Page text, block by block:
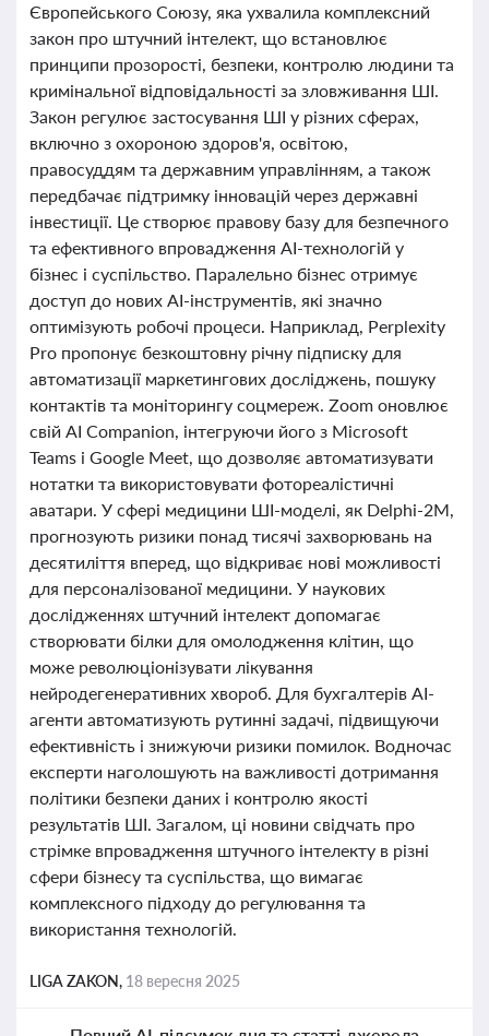
Європейського Союзу, яка ухвалила комплексний
закон про штучний інтелект, що встановлює
принципи прозорості, безпеки, контролю людини та
кримінальної відповідальності за зловживання ШІ.
Закон регулює застосування ШІ у різних сферах,
включно з охороною здоров'я, освітою,
правосуддям та державним управлінням, а також
передбачає підтримку інновацій через державні
інвестиції. Це створює правову базу для безпечного
та ефективного впровадження AI-технологій у
бізнес і суспільство. Паралельно бізнес отримує
доступ до нових AI-інструментів, які значно
оптимізують робочі процеси. Наприклад, Perplexity
Pro пропонує безкоштовну річну підписку для
автоматизації маркетингових досліджень, пошуку
контактів та моніторингу соцмереж. Zoom оновлює
свій AI Companion, інтегруючи його з Microsoft
Teams і Google Meet, що дозволяє автоматизувати
нотатки та використовувати фотореалістичні
аватари. У сфері медицини ШІ-моделі, як Delphi-2M,
прогнозують ризики понад тисячі захворювань на
десятиліття вперед, що відкриває нові можливості
для персоналізованої медицини. У наукових
дослідженнях штучний інтелект допомагає
створювати білки для омолодження клітин, що
може революціонізувати лікування
нейродегенеративних хвороб. Для бухгалтерів AI-
агенти автоматизують рутинні задачі, підвищуючи
ефективність і знижуючи ризики помилок. Водночас
експерти наголошують на важливості дотримання
політики безпеки даних і контролю якості
результатів ШІ. Загалом, ці новини свідчать про
стрімке впровадження штучного інтелекту в різні
сфери бізнесу та суспільства, що вимагає
комплексного підходу до регулювання та
використання технологій.
LIGA ZAKON, 18 вересня 2025